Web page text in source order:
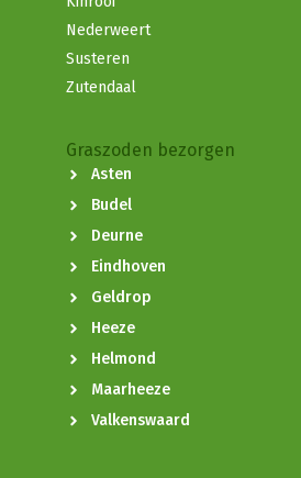
Nederweert
Susteren
Zutendaal
Graszoden bezorgen
Asten
Budel
Deurne
Eindhoven
Geldrop
Heeze
Helmond
Maarheeze
Valkenswaard